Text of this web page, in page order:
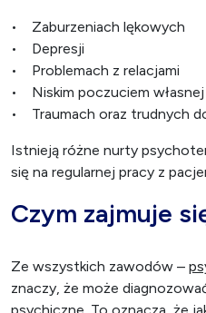
• Zaburzeniach lękowych
• Depresji
• Problemach z relacjami
• Niskim poczuciem
• Traumach oraz trudnych
Istnieją różne nurty
się na regularnej pracy z
Czym zajmuje
Ze wszystkich zawodów –
znaczy, że może